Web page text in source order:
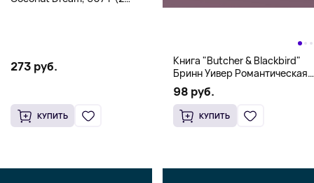
273 руб.
КУПИТЬ
Книга "Butcher & Blackbird"
Бринн Уивер Романтическая
комедия о серийных убийцах
(18+)
98 руб.
КУПИТЬ